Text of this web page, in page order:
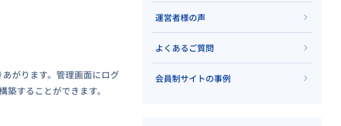
がります。管理画面にログ
することができます。
運営者様の声
よくあるご質問
会員制サイトの事例